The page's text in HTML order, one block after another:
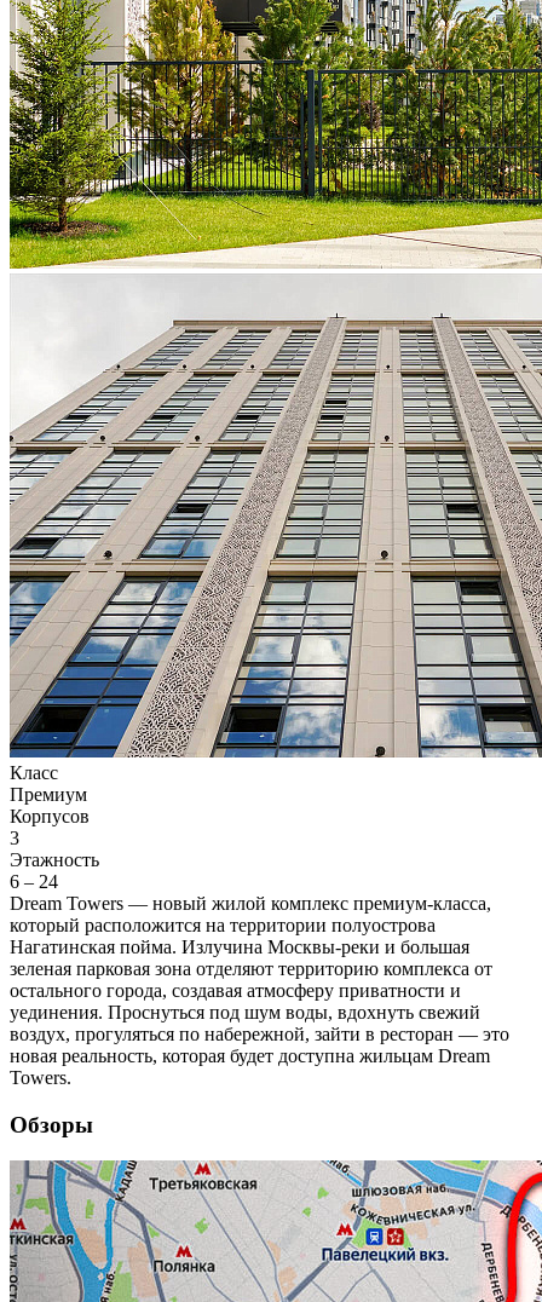
Класс
Премиум
Корпусов
3
Этажность
6 – 24
Dream Towers — новый жилой комплекс премиум-класса,
который расположится на территории полуострова
Нагатинская пойма. Излучина Москвы-реки и большая
зеленая парковая зона отделяют территорию комплекса от
остального города, создавая атмосферу приватности и
уединения. Проснуться под шум воды, вдохнуть свежий
воздух, прогуляться по набережной, зайти в ресторан — это
новая реальность, которая будет доступна жильцам Dream
Towers.
Обзоры